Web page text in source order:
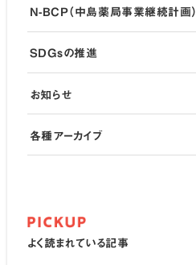
N-BCP（中島薬局事業継続計画）
SDGsの推進
お知らせ
各種アーカイブ
よく読まれている記事